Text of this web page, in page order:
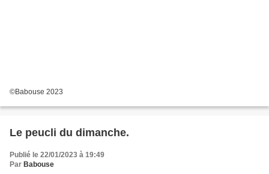
©Babouse 2023
Le peucli du dimanche.
Publié le 22/01/2023 à 19:49
Par Babouse